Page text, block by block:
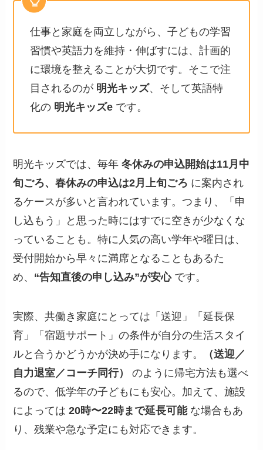
仕事と家庭を両立しながら、子どもの学習
習慣や英語力を維持・伸ばすには、計画的
に環境を整えることが大切です。そこで注
目されるのが 明光キッズ、そして英語特
化の 明光キッズe です。
明光キッズでは、毎年冬休みの申込開始は11月中
旬ごろ、春休みの申込は2月上旬ごろ に案内され
るケースが多いと言われています。つまり、「申
し込もう」と思った時にはすでに空きが少なくな
っていることも。特に人気の高い学年や曜日は、
受付開始から早々に満席となることもあるた
め、 “告知直後の申し込み”が安心です。
実際、共働き家庭にとっては「送迎」「延長保
育」「宿題サポート」の条件が自分の生活スタイ
ルと合うかどうかが決め手になります。
（送迎／
自力退室／コーチ同行）
のように帰宅方法も選べ
るので、低学年の子どもにも安心。加えて、施設
によっては20時〜22時まで延長可能な場合もあ
り、残業や急な予定にも対応できます。